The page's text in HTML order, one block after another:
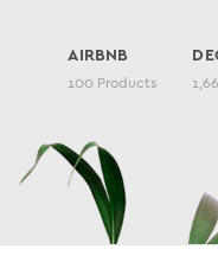
AIRBNB
100 Products